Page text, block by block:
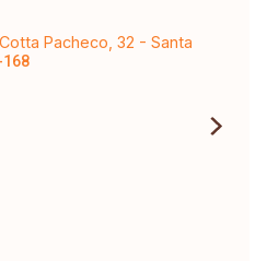
Pacheco, 32 - Santa